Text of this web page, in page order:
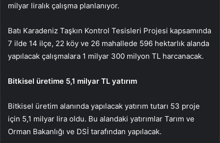
milyar liralık çalışma planlanıyor.
Batı Karadeniz Taşkın Kontrol Tesisleri Projesi kapsamında
7 ilde 14 ilçe, 22 köy ve 26 mahallede 596 hektarlık alanda
yapılacak çalışmalara 1 milyar 300 milyon TL harcanacak.
Bitkisel üretime 5,1 milyar TL yatırım
Bitkisel üretim alanında yapılacak yatırım tutarı 53 proje
için 5,1 milyar lira oldu. Bu alandaki yatırımlar Tarım ve
Orman Bakanlığı ve DSİ tarafından yapılacak.